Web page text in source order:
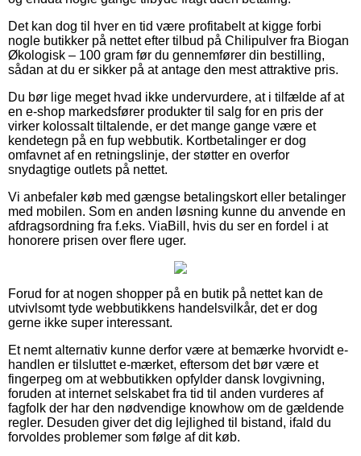
Det kan dog til hver en tid være profitabelt at kigge forbi
nogle butikker på nettet efter tilbud på Chilipulver fra Biogan
Økologisk – 100 gram før du gennemfører din bestilling,
sådan at du er sikker på at antage den mest attraktive pris.
Du bør lige meget hvad ikke undervurdere, at i tilfælde af at
en e-shop markedsfører produkter til salg for en pris der
virker kolossalt tiltalende, er det mange gange være et
kendetegn på en fup webbutik. Kortbetalinger er dog
omfavnet af en retningslinje, der støtter en overfor
snydagtige outlets på nettet.
Vi anbefaler køb med gængse betalingskort eller betalinger
med mobilen. Som en anden løsning kunne du anvende en
afdragsordning fra f.eks. ViaBill, hvis du ser en fordel i at
honorere prisen over flere uger.
Forud for at nogen shopper på en butik på nettet kan de
utvivlsomt tyde webbutikkens handelsvilkår, det er dog
gerne ikke super interessant.
Et nemt alternativ kunne derfor være at bemærke hvorvidt e-
handlen er tilsluttet e-mærket, eftersom det bør være et
fingerpeg om at webbutikken opfylder dansk lovgivning,
foruden at internet selskabet fra tid til anden vurderes af
fagfolk der har den nødvendige knowhow om de gældende
regler. Desuden giver det dig lejlighed til bistand, ifald du
forvoldes problemer som følge af dit køb.